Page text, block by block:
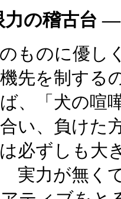
の稽古台 ―
ものに優し
先を制す
、「犬の喧
い、負けた
必ずしも大
実力が無く